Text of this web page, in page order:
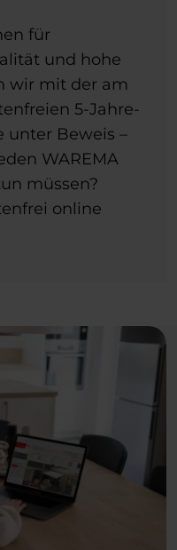
für
und hohe
wir mit der am
5-Jahre-
unter Beweis –
WAREMA
müssen?
online